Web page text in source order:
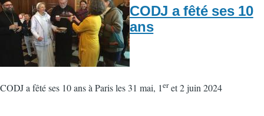
CODJ a fêté ses 10
ans
CODJ a fêté ses 10 ans à Paris les 31 mai, 1eret 2 juin 2024